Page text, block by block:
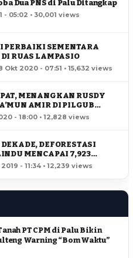
Dua PNS di Palu Ditangkap
- 05:02 • 30,001 views
PERBAIKI SEMENTARA
RUAS LAMPASIO
2020 - 07:51 • 15,632 views
MENANGKAN RUSDY
AMIR DI PILGUB
- 18:00 • 12,828 views
DEFORESTASI
MENCAPAI 7,923
- 11:34 • 12,239 views
PT CPM di Palu Bikin
Warning “Bom Waktu”